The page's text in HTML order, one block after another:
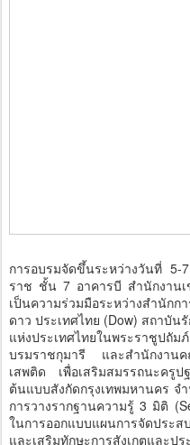
การอบรมจัดขึ้นระหว่างวันที่
ราช ชั้น 7 อาคารบี สำนักงานเ
เป็นความร่วมมือระหว่างสำนัก
ดาว ประเทศไทย (Dow) สถาบั
แห่งประเทศไทยในพระราชูปถั
บรมราชกุมารี และสำนักงานค
เสพติด เพื่อเสริมสมรรถนะครูป
ต้นแบบสังกัดกรุงเทพมหานคร จ
การวางรากฐานความรู้ 3 มิติ
ในการออกแบบแผนการจัดปร
และเสริมทักษะการสังเกตและป